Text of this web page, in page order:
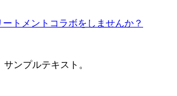
ートメントコラボをしませんか？
ンプルテキスト。